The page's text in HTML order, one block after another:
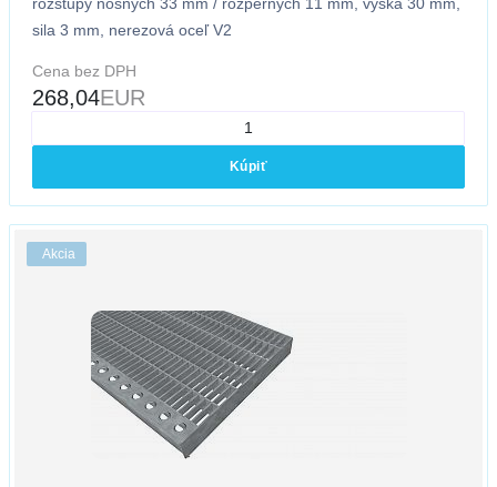
sila 3 mm, nerezová oceľ V2
Cena bez DPH
268,04EUR
Kúpiť
Akcia